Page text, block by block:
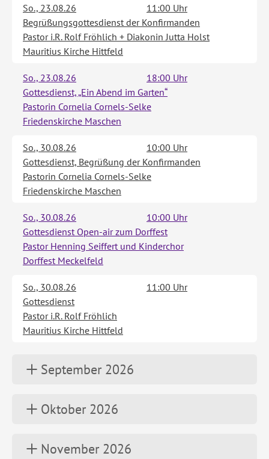
So., 23.08.26
11:00 Uhr
Begrüßungsgottesdienst der Konfirmanden
Pastor i.R. Rolf Fröhlich + Diakonin Jutta Holst
Mauritius Kirche Hittfeld
So., 23.08.26
18:00 Uhr
Gottesdienst, „Ein Abend im Garten“
Pastorin Cornelia Cornels-Selke
Friedenskirche Maschen
So., 30.08.26
10:00 Uhr
Gottesdienst, Begrüßung der Konfirmanden
Pastorin Cornelia Cornels-Selke
Friedenskirche Maschen
So., 30.08.26
10:00 Uhr
Gottesdienst Open-air zum Dorffest
Pastor Henning Seiffert und Kinderchor
Dorffest Meckelfeld
So., 30.08.26
11:00 Uhr
Gottesdienst
Pastor i.R. Rolf Fröhlich
Mauritius Kirche Hittfeld
September 2026
Oktober 2026
November 2026